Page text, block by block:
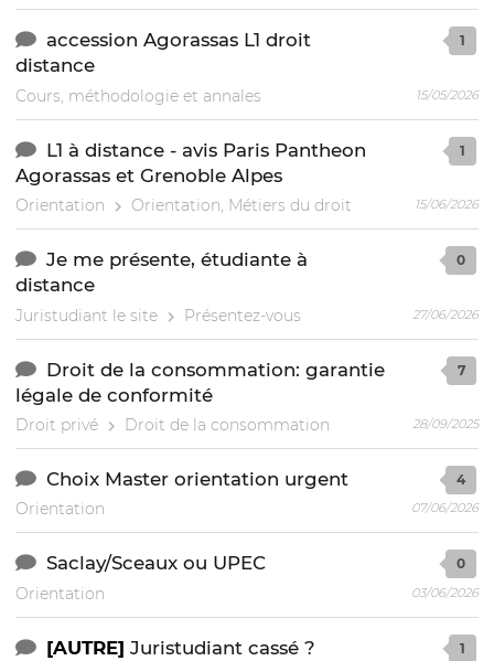
accession Agorassas L1 droit
distance
Cours, méthodologie et annales
1
15/05/2026
L1 à distance - avis Paris Pantheon
Agorassas et Grenoble Alpes
Orientation Orientation, Métiers du droit
1
15/06/2026
Je me présente, étudiante à
distance
Juristudiant le site Présentez-vous
0
27/06/2026
Droit de la consommation: garantie
légale de conformité
Droit privé Droit de la consommation
7
28/09/2025
Choix Master orientation urgent
Orientation
4
07/06/2026
Saclay/Sceaux ou UPEC
Orientation
0
03/06/2026
[AUTRE] Juristudiant cassé ? 1